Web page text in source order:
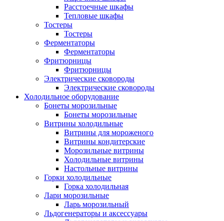
Расстоечные шкафы
Тепловые шкафы
Тостеры
Тостеры
Ферментаторы
Ферментаторы
Фритюрницы
Фритюрницы
Электрические сковороды
Электрические сковороды
Холодильное оборудование
Бонеты морозильные
Бонеты морозильные
Витрины холодильные
Витрины для мороженого
Витрины кондитерские
Морозильные витрины
Холодильные витрины
Настольные витрины
Горки холодильные
Горка холодильная
Лари морозильные
Ларь морозильный
Льдогенераторы и аксессуары